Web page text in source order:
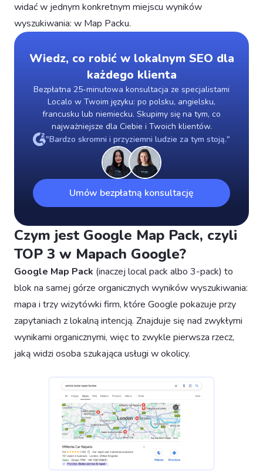
widać w jednym konkretnym miejscu wyników
wyszukiwania: w Map Packu.
Wiedz, co robić w lokalnym SEO dla
każdego klienta
Bezpłatna 25-minutowa konsultacja ze specjalistami
Localo w Twoim języku: po polsku, angielsku,
francusku lub niemiecku. Skupimy się na tym, co
najważniejsze dla Ciebie i Twoich klientów.
"Bardzo skromni i przyziemni ludzie za tym stoją."
Umów bezpłatną konsultację
Czym jest Google Map Pack, czyli
TOP 3 w Mapach Google?
Google Map Pack (inaczej local pack albo 3-pack) to
blok na samej górze organicznych wyników wyszukiwania:
mapa i trzy wizytówki firm, które Google pokazuje przy
zapytaniach z lokalną intencją. Znajduje się nad zwykłymi
wynikami organicznymi, więc to zwykle pierwsza rzecz,
jaką widzi osoba szukająca usługi w okolicy.